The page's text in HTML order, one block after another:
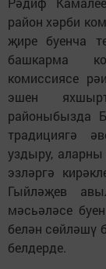
район хәрби
җире буенча
башкарма
комиссиясе
эшен
районыбызда
традициягә
уздыру,
эзләргә
Гыйләҗев
мәсьәләсе
белән сөйләшү
белдерде.